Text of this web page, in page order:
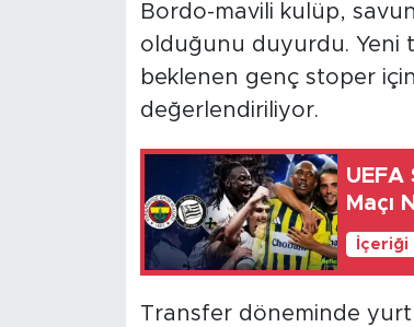
Bordo-mavili kulüp,
olduğunu duyurdu. Yeni
beklenen genç stoper
değerlendiriliyor.
Maçı
İçeriği
Transfer döneminde yurt